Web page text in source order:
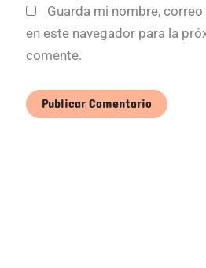
Guarda mi nombre,
en este navegador para la
comente.